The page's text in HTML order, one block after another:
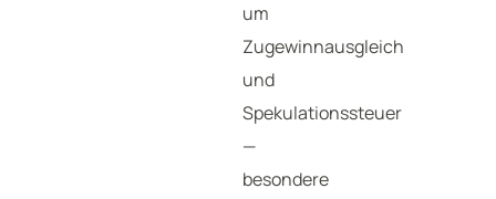
um
Zugewinnausgleich
und
Spekulationssteuer
—
besondere